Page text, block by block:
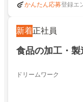
かんたん応募登録エ
新着正社員
食品の加工・製
ドリームワーク